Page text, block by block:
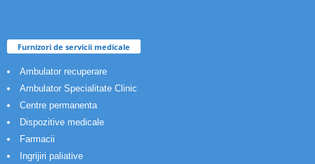
Furnizori de servicii medicale
Ambulator recuperare
Ambulator Specialitate Clinic
Centre permanenta
Dispozitive medicale
Farmacii
Ingrijiri paliative